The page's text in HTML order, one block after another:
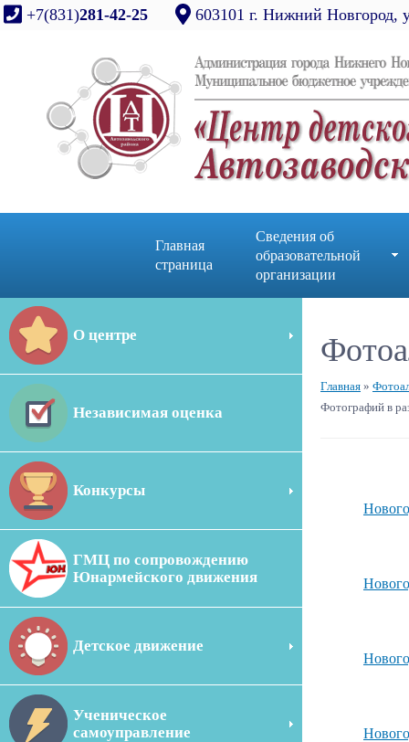
+7(831)281-42-25 603101 г. Нижний Новгород,
Главная
страница
Сведения об
образовательной
организации
О центре
Независимая оценка
Конкурсы
ГМЦ по сопровождению
Юнармейского движения
Детское движение
Ученическое
самоуправление
Главная »
Фотографий в